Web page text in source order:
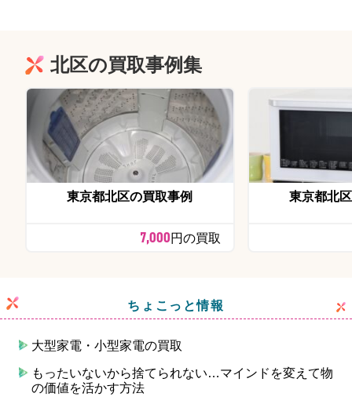
北区の買取事例集
東京都北区の買取事例
7,000円の買取
東京都北
ちょこっと情報
大型家電・小型家電の買取
もったいないから捨てられない…マインドを変えて物
の価値を活かす方法